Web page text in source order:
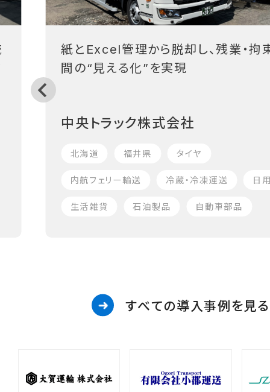
紙とExcel管理から脱却し、残業・拘
間の“見える化”を実現
中央トラック株式会社
北海道 福井県 タイヤ
内航フェリー輸送 冷蔵・冷凍運送 日
生活雑貨 石油製品 自動車部品
すべての導入事例を見る